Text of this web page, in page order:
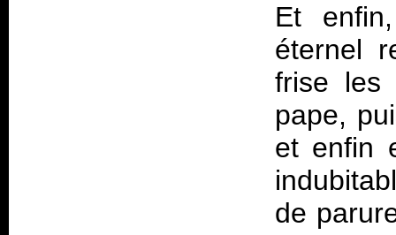
Et
éternel
frise les
pape,
et enfin
de